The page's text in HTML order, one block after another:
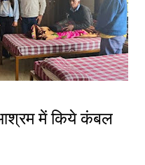
आश्रम में किये कंबल